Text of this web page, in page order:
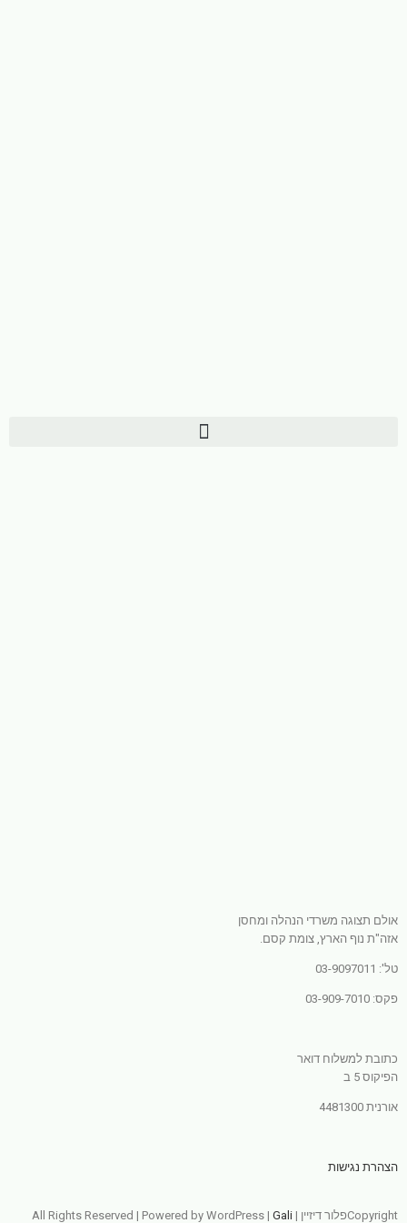
אולם תצוגה משרדי הנהלה ומחסן
אזה"ת נוף הארץ, צומת קסם.
טל': 03-9097011
פקס: 03-909-7010
כתובת למשלוח דואר
הפיקוס 5 ב
אורנית 4481300
הצהרת נגישות
Copyrightפלור דיזיין | All Rights Reserved | Powered by WordPress | Gali